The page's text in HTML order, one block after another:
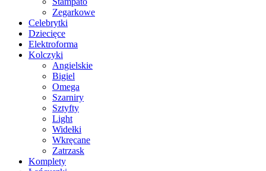
Zegarkowe
Celebrytki
Dziecięce
Elektroforma
Kolczyki
Angielskie
Bigiel
Omega
Szarniry
Sztyfty
Light
Widełki
Wkręcane
Zatrzask
Komplety